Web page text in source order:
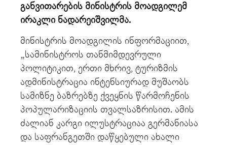
განვითარების მინისტრის მოადგილემ
ირაკლი ნადარეიშვილმა.
მინისტრის მოადგილის ინფორმაციით,
„სამინისტროს თანმიმდევრული
პოლიტიკით, ერთი მხრივ, ტურიზმის
ადმინისტრაცია ინტენსიურად მუშაობს
სამიზნე ბაზრებზე ქვეყნის წარმოჩენის
პოპულარიზაციის თვალსაზრისით. ამის
ძალიან კარგი ილუსტრაციაა გერმანიასა
და საფრანგეთში დაწყებული ახალი